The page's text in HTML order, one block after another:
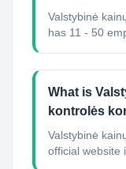
Valstybinė
has 11 - 50
What is
kontrolės
Valstybinė
official website